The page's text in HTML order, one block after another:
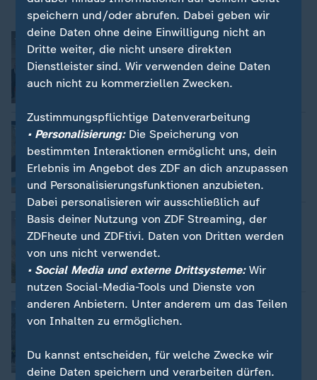
Selenskyj bereit zu Treffen mit Putin
David Sauer
"Kreml sei bereit zu bilateralen
Gesprächen"
Video2:01
Wechselhaftes Wetter wirkt sich auf
Ernte aus
Jan Meier
Video 1:23
Schweden: Holzkirche von Kiruna zieht
um
speichern und/oder abrufen. Dabei geben wir
deine Daten ohne deine Einwilligung nicht an
Dritte weiter, die nicht unsere direkten
Dienstleister sind. Wir verwenden deine Daten
auch nicht zu kommerziellen Zwecken.
Zustimmungspflichtige Datenverarbeitung
• Personalisierung:Die Speicherung von
bestimmten Interaktionen ermöglicht uns, dein
Erlebnis im Angebot des ZDF an dich anzupassen
und Personalisierungsfunktionen anzubieten.
Dabei personalisieren wir ausschließlich auf
Basis deiner Nutzung von ZDF Streaming, der
ZDFheute und ZDFtivi. Daten von Dritten werden
von uns nicht verwendet.
• Social Media und externe Drittsysteme:Wir
nutzen Social-Media-Tools und Dienste von
anderen Anbietern. Unter anderem um das Teilen
von Inhalten zu ermöglichen.
Du kannst entscheiden, für welche Zwecke wir
deine Daten speichern und verarbeiten dürfen.